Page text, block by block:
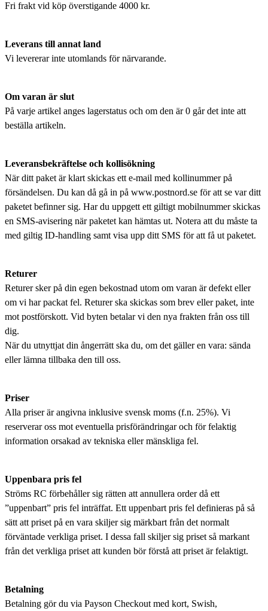
Fri frakt vid köp överstigande 4000 kr.
Leverans till annat land
Vi levererar inte utomlands för närvarande.
Om varan är slut
På varje artikel anges lagerstatus och om den är 0 går det inte att
beställa artikeln.
Leveransbekräftelse och kollisökning
När ditt paket är klart skickas ett e-mail med kollinummer på
försändelsen. Du kan då gå in på www.postnord.se för att se var ditt
paketet befinner sig. Har du uppgett ett giltigt mobilnummer skickas
en SMS-avisering när paketet kan hämtas ut. Notera att du måste ta
med giltig ID-handling samt visa upp ditt SMS för att få ut paketet.
Returer
Returer sker på din egen bekostnad utom om varan är defekt eller
om vi har packat fel. Returer ska skickas som brev eller paket, inte
mot postförskott. Vid byten betalar vi den nya frakten från oss till
dig.
När du utnyttjat din ångerrätt ska du, om det gäller en vara: sända
eller lämna tillbaka den till oss.
Priser
Alla priser är angivna inklusive svensk moms (f.n. 25%). Vi
reserverar oss mot eventuella prisförändringar och för felaktig
information orsakad av tekniska eller mänskliga fel.
Uppenbara pris fel
Ströms RC förbehåller sig rätten att annullera order då ett
”uppenbart” pris fel inträffat. Ett uppenbart pris fel definieras på så
sätt att priset på en vara skiljer sig märkbart från det normalt
förväntade verkliga priset. I dessa fall skiljer sig priset så markant
från det verkliga priset att kunden bör förstå att priset är felaktigt.
Betalning
Betalning gör du via Payson Checkout med kort, Swish,